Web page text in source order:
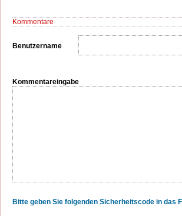
Kommentare
Benutzername
Kommentareingabe
Bitte geben Sie folgenden Sicherheitscode in das